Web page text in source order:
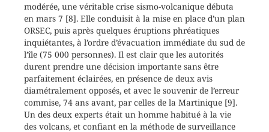
modérée, une véritable crise sismo-volcanique débuta
en mars 7 [8]. Elle conduisit à la mise en place d’un plan
ORSEC, puis après quelques éruptions phréatiques
inquiétantes, à l’ordre d’évacuation immédiate du sud de
l’île (75 000 personnes). Il est clair que les autorités
durent prendre une décision importante sans être
parfaitement éclairées, en présence de deux avis
diamétralement opposés, et avec le souvenir de l’erreur
commise, 74 ans avant, par celles de la Martinique [9].
Un des deux experts était un homme habitué à la vie
des volcans, et confiant en la méthode de surveillance